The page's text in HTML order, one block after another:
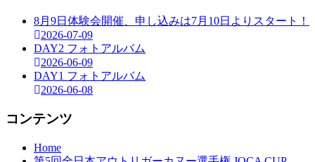
8月9日体験会開催、申し込みは7月10日よりスタート！
2026-07-09
DAY2 フォトアルバム
2026-06-09
DAY1 フォトアルバム
2026-06-08
コンテンツ
Home